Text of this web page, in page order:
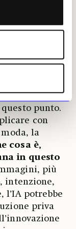
potrà
tendenze
punto.
con
la
cosa è,
in questo
più
intenzione,
l’IA potrebbe
priva